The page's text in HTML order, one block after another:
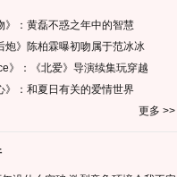
》：黄磊不惑之年中的智慧
炮》陈柏霖曝初吻属于范冰冰
》：《北爱》导演续集玩穿越
》：和夏日有关的爱情世界
更多 >>